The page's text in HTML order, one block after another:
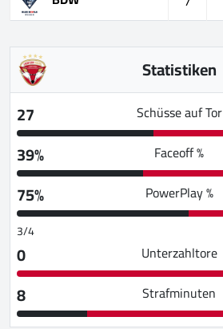
Statistiken
27
Schüsse auf Tor
39%
Faceoff %
75%
PowerPlay %
3/4
0 Unterzahltore
8
Strafminuten